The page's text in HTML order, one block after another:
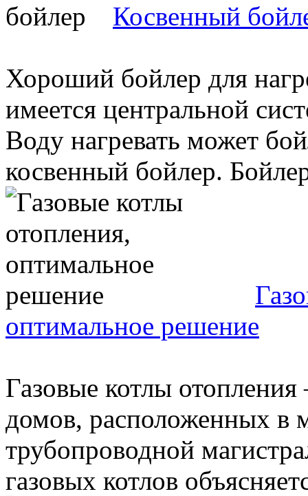
Косвенный
Хороший бойлер для
имеется центральной
Воду нагревать может
косвенный бойлер.
оптимальное решение
Газовые котлы
домов, расположенных в
трубопроводной
газовых котлов